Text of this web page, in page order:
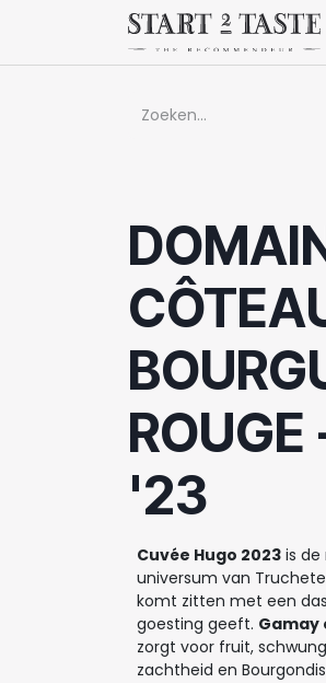
Overslaan naar inhoud
'23
Cuvée Hugo 2023 is
universum van
komt zitten met een
goesting geeft. Gamay
zorgt voor fruit,
zachtheid en